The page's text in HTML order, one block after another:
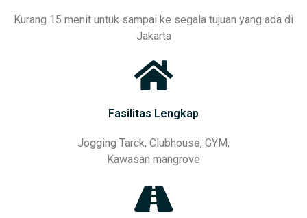
Kurang 15 menit untuk sampai ke segala tujuan yang ada di
Jakarta
Fasilitas Lengkap
Jogging Tarck, Clubhouse, GYM,
Kawasan mangrove